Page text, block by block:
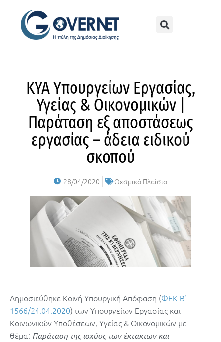
ΚΥΑ Υπουργείων Εργασίας,
Υγείας & Οικονομικών |
Παράταση εξ αποστάσεως
εργασίας – άδεια ειδικού
σκοπού
28/04/2020 Θεσμικό Πλαίσιο
Δημοσιεύθηκε Κοινή Υπουργική Απόφαση (ΦΕΚ B’
1566/24.04.2020) των Υπουργείων Εργασίας και
Κοινωνικών Υποθέσεων, Υγείας & Οικονομικών με
θέμα: Παράταση της ισχύος των έκτακτων και